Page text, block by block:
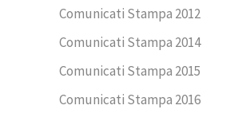
Comunicati Stampa 2012
Comunicati Stampa 2014
Comunicati Stampa 2015
Comunicati Stampa 2016